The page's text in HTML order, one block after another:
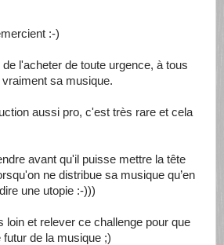
:-)
l'acheter de toute urgence, à tous
sa musique.
aussi pro, c'est très rare et cela
avant qu'il puisse mettre la tête
ne distribue sa musique qu’en
une utopie :-)))
et relever ce challenge pour que
de la musique ;)